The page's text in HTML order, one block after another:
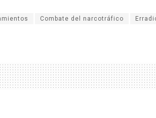
Combate del narcotráfico